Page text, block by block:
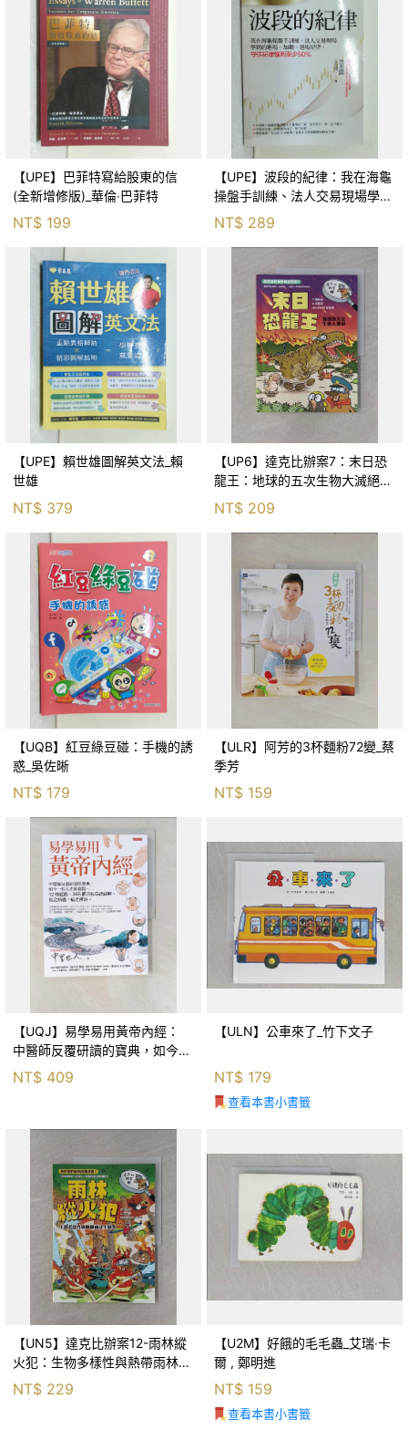
【UPE】巴菲特寫給股東的信
(全新增修版)_華倫‧巴菲特
NT$ 199
【UPE】波段的紀律：我在海龜
操盤手訓練、法人交易現場學到
的進場、加碼、退場紀律，守住
紀律獲利至少50％_雷老闆
NT$ 289
【UPE】賴世雄圖解英文法_賴
世雄
NT$ 379
【UP6】達克比辦案7：末日恐
龍王：地球的五次生物大滅絕_
胡妙芬
NT$ 209
【UQB】紅豆綠豆碰：手機的誘
惑_吳佐晰
NT$ 179
【ULR】阿芳的3杯麵粉72變_蔡
季芳
NT$ 159
【UQJ】易學易用黃帝內經：
中醫師反覆研讀的寶典，如今一
般人也能實踐。12條經絡、365
個穴位白話詳解，經之所過，病
NT$ 409
【ULN】公車來了_竹下文子
NT$ 179
查看本書小書籤
【UN5】達克比辦案12-雨林縱
火犯：生物多樣性與熱帶雨林生
態系_柯智元
NT$ 229
【U2M】好餓的毛毛蟲_艾瑞‧卡
爾 , 鄭明進
NT$ 159
查看本書小書籤